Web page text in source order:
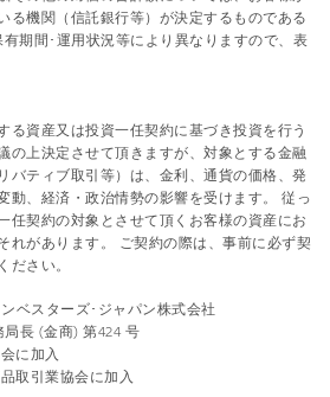
る機関（信託銀行等）が決定するものである
期間･運用状況等により異なりますので、表
る資産又は投資一任契約に基づき投資を行う
の上決定させて頂きますが、対象とする金融
バティブ取引等）は、金利、通貨の価格、発
動、経済・政治情勢の影響を受けます。 従っ
任契約の対象とさせて頂くお客様の資産にお
れがあります。 ご契約の際は、事前に必ず契
ださい。
ベスターズ･ジャパン株式会社
長 (金商) 第424 号
に加入
取引業協会に加入